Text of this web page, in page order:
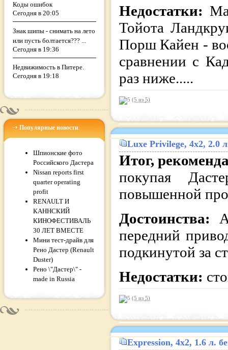
Коды ошибок
Сегодня в 20:05
Знак шипы - снимать на лето
или пусть болтается??? ...
Сегодня в 19:36
Недвижимость в Питере.
Сегодня в 19:18
Популярные новости
Шпионские фото
Российского Дастера
Nissan reports first
quarter operating
profit
RENAULT И
КАННСКИЙ
КИНОФЕСТИВАЛЬ
30 ЛЕТ ВМЕСТЕ
Мини тест-драйв для
Рено Дастер (Renault
Duster)
Рено \"Дастер\" -
made in Russia
Недостатки:
Тойота
Порш Кайен -
сравнении с
раз ниже.....
(5 из 5)
Luxe Privilege, 4x2, 2.0
Итог,
покупая
повышенной
Достоинства:
передний
подкинутой за
Недостатки:
(5 из 5)
Expression, 4x2, 1.6 л.